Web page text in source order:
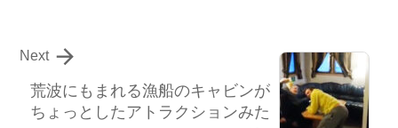
荒波にもまれる漁船のキャビンが
ちょっとしたアトラクションみた

Next